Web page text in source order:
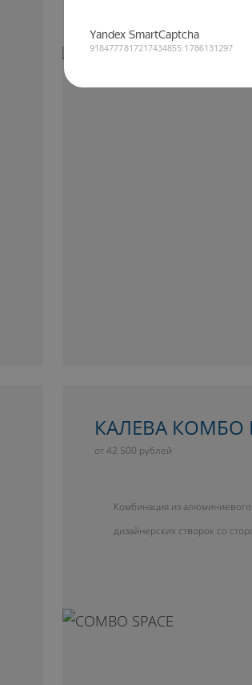
КАЛЕВА КОМБО
от 42 500 рублей
Комбинация из алюминиевого
дизайнерских створок со